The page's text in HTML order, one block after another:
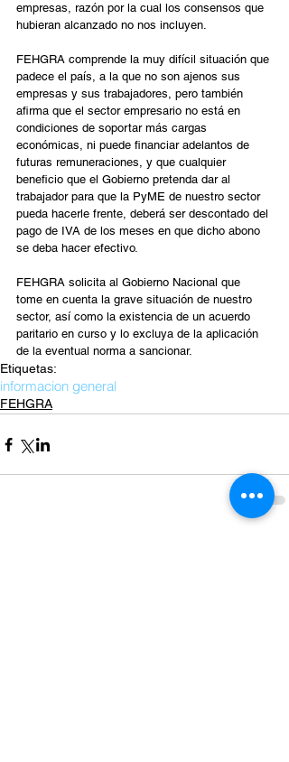
empresas, razón por la cual los consensos que
hubieran alcanzado no nos incluyen.
FEHGRA comprende la muy difícil situación que
padece el país, a la que no son ajenos sus
empresas y sus trabajadores, pero también
afirma que el sector empresario no está en
condiciones de soportar más cargas
económicas, ni puede financiar adelantos de
futuras remuneraciones, y que cualquier
beneficio que el Gobierno pretenda dar al
trabajador para que la PyME de nuestro sector
pueda hacerle frente, deberá ser descontado del
pago de IVA de los meses en que dicho abono
se deba hacer efectivo.
FEHGRA solicita al Gobierno Nacional que
tome en cuenta la grave situación de nuestro
sector, así como la existencia de un acuerdo
paritario en curso y lo excluya de la aplicación
de la eventual norma a sancionar.
Etiquetas:
informacion general
FEHGRA